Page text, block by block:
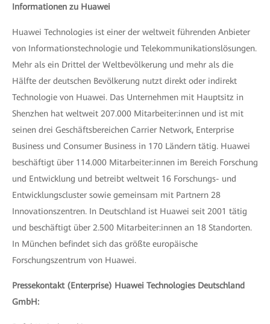
Informationen zu Huawei
Huawei Technologies ist einer der weltweit führenden Anbieter
von Informationstechnologie und Telekommunikationslösungen.
Mehr als ein Drittel der Weltbevölkerung und mehr als die
Hälfte der deutschen Bevölkerung nutzt direkt oder indirekt
Technologie von Huawei. Das Unternehmen mit Hauptsitz in
Shenzhen hat weltweit 207.000 Mitarbeiter:innen und ist mit
seinen drei Geschäftsbereichen Carrier Network, Enterprise
Business und Consumer Business in 170 Ländern tätig. Huawei
beschäftigt über 114.000 Mitarbeiter:innen im Bereich Forschung
und Entwicklung und betreibt weltweit 16 Forschungs- und
Entwicklungscluster sowie gemeinsam mit Partnern 28
Innovationszentren. In Deutschland ist Huawei seit 2001 tätig
und beschäftigt über 2.500 Mitarbeiter:innen an 18 Standorten.
In München befindet sich das größte europäische
Forschungszentrum von Huawei.
Pressekontakt (Enterprise) Huawei Technologies Deutschland
GmbH: